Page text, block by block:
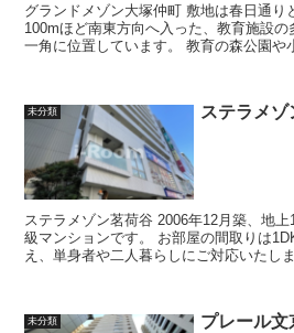
グランドメゾン大塚仲町 敷地は春日通りと不忍通りの交差点から
100mほど南東方向へ入った、教育施設
一角に位置しています。 教育の森公園や小石川植物園など緑豊かな
未分類 ステラメゾ
ステラメゾン茗荷谷 2006年12月築、地上14階建て・総戸数63戸の高
級マンションです。 お部屋の間取りは1DK～2DKの住戸プランを揃
え、単身者や二人暮らしにご対応いたします。 東京メトロ
未分類 プレール文